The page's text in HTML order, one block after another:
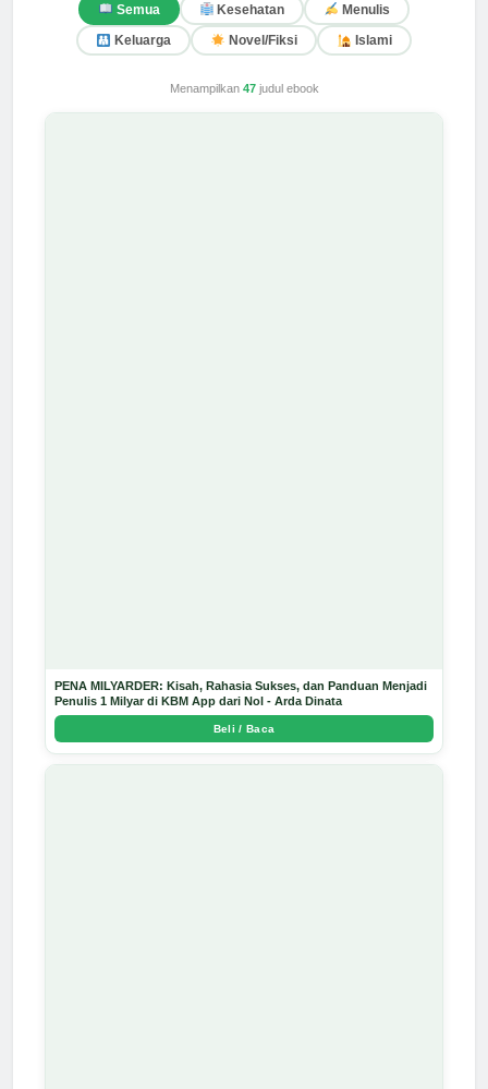
Semua Kesehatan Menulis
Keluarga Novel/Fiksi Islami
Menampilkan 47judul ebook
PENA MILYARDER: Kisah, Rahasia Sukses, dan Panduan Menjadi
Penulis 1 Milyar di KBM App dari Nol - Arda Dinata
Beli / Baca